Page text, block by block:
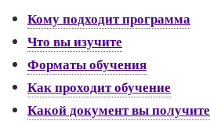
Кому подходит программа
Что вы изучите
Форматы обучения
Как проходит обучение
Какой документ вы получите